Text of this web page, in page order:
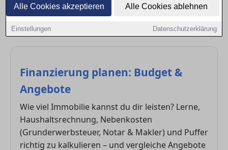
Alle Cookies akzeptieren Alle Cookies ablehnen
Einstellungen Datenschutzerklärung
Eigenkapitalquote sowie Fördermöglichkeiten in
Zwickau. So triffst du fundierte Entscheidungen und
sicherst dir bessere Konditionen.
Finanzierung planen: Budget &
Angebote
Wie viel Immobilie kannst du dir leisten? Lerne,
Haushaltsrechnung, Nebenkosten
(Grunderwerbsteuer, Notar & Makler) und Puffer
richtig zu kalkulieren – und vergleiche Angebote